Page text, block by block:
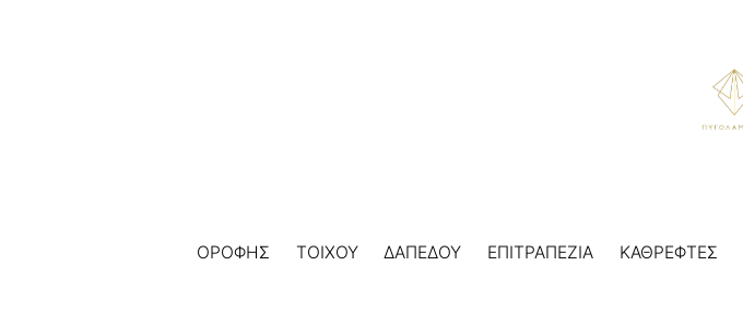
ΟΡΟΦΗΣ ΤΟΙΧΟΥ ΔΑΠΕΔΟΥ ΕΠΙΤΡΑΠΕΖΙΑ ΚΑΘΡΕΦΤΕΣ